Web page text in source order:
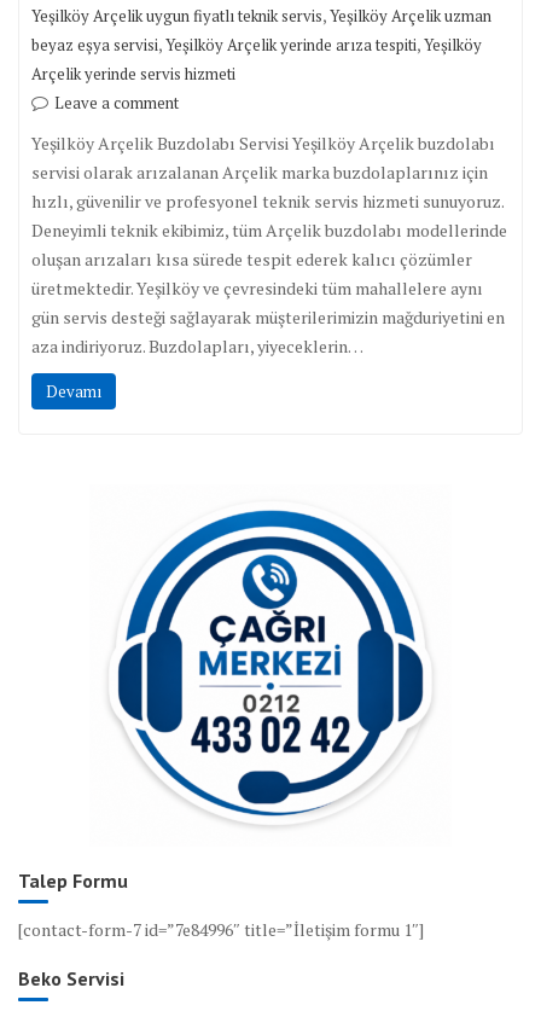
Yeşilköy Arçelik uygun fiyatlı teknik servis,Yeşilköy Arçelik uzman
beyaz eşya servisi,Yeşilköy Arçelik yerinde arıza tespiti,Yeşilköy
Arçelik yerinde servis hizmeti
Leave a comment
Yeşilköy Arçelik Buzdolabı Servisi Yeşilköy Arçelik buzdolabı
servisi olarak arızalanan Arçelik marka buzdolaplarınız için
hızlı, güvenilir ve profesyonel teknik servis hizmeti sunuyoruz.
Deneyimli teknik ekibimiz, tüm Arçelik buzdolabı modellerinde
oluşan arızaları kısa sürede tespit ederek kalıcı çözümler
üretmektedir. Yeşilköy ve çevresindeki tüm mahallelere aynı
gün servis desteği sağlayarak müşterilerimizin mağduriyetini en
aza indiriyoruz. Buzdolapları, yiyeceklerin…
Devamı
Talep Formu
[contact-form-7 id=”7e84996″ title=”İletişim formu 1″]
Beko Servisi